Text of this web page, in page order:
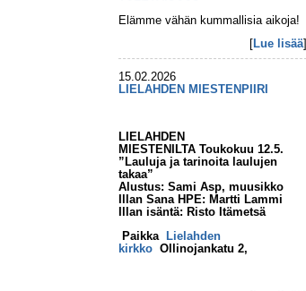
Elämme vähän kummallisia aikoja!
Lue lisää]
15.02.2026
LIELAHDEN MIESTENPIIRI
LIELAHDEN
MIESTENILTA Toukokuu 12.5.
”Lauluja ja tarinoita laulujen
takaa”
Alustus: Sami Asp, muusikko
Illan Sana HPE: Martti Lammi
Illan isäntä: Risto Itämetsä
Paikka
Lielahden
kirkko Ollinojankatu 2,